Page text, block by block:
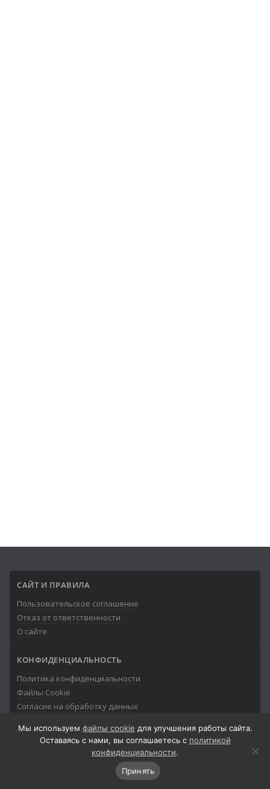
САЙТ И ПРАВИЛА
Пользовательское соглашение
Отказ от ответственности
О сайте
КОНФИДЕНЦИАЛЬНОСТЬ
Политика конфиденциальности
Файлы Cookie
Согласие на обработку данных
© 2013-2026Айтишник
Мы используем файлы cookie для улучшения работы сайта.
Оставаясь с нами, вы соглашаетесь с политикой
конфиденциальности.
Принять